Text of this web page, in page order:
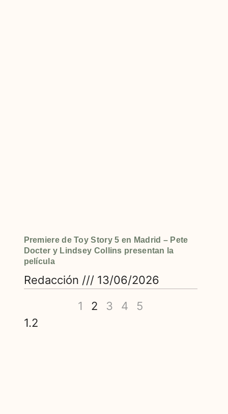
Premiere de Toy Story 5 en Madrid – Pete
Docter y Lindsey Collins presentan la
película
Redacción
13/06/2026
1
2 3 4 5